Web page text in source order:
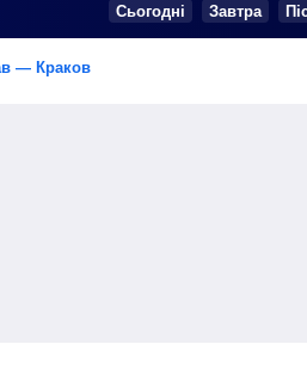
Cьогодні Завтра
— Краков